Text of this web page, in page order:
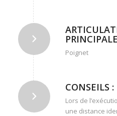
Poignet
CONSEILS :
Lors de
une distance